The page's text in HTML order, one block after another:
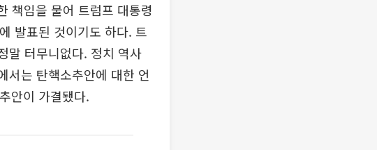
책임을 물어 트럼프 대통령
발표된 것이기도 하다. 트
말 터무니없다. 정치 역사
서는 탄핵소추안에 대한 언
안이 가결됐다.